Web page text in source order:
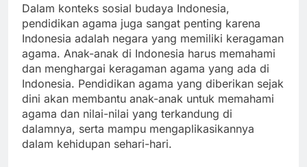
Dalam konteks sosial budaya Indonesia,
pendidikan agama juga sangat penting karena
Indonesia adalah negara yang memiliki keragaman
agama. Anak-anak di Indonesia harus memahami
dan menghargai keragaman agama yang ada di
Indonesia. Pendidikan agama yang diberikan sejak
dini akan membantu anak-anak untuk memahami
agama dan nilai-nilai yang terkandung di
dalamnya, serta mampu mengaplikasikannya
dalam kehidupan sehari-hari.